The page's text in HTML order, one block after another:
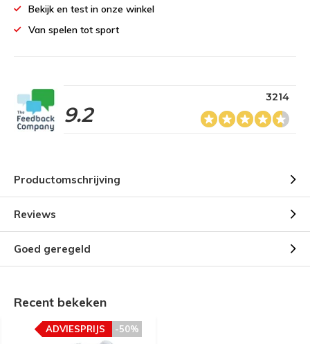
Bekijk en test in onze winkel
Van spelen tot sport
9.2
3214
Productomschrijving
Reviews
Goed geregeld
Recent bekeken
-50%
ADVIESPRIJS